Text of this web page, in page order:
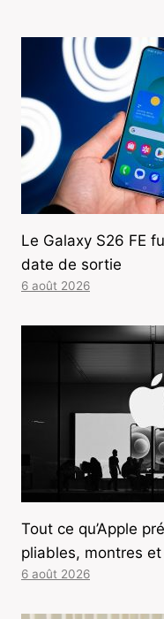
Le Galaxy S26 FE
date de sortie
6 août 2026
Tout ce qu’Apple
pliables, montres
6 août 2026